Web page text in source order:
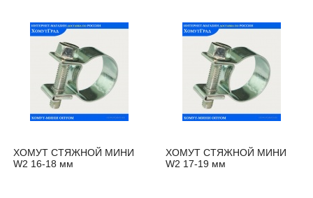
ХОМУТ СТЯЖНОЙ МИНИ
W2 16-18 мм
ХОМУТ СТЯЖНОЙ МИНИ
W2 17-19 мм